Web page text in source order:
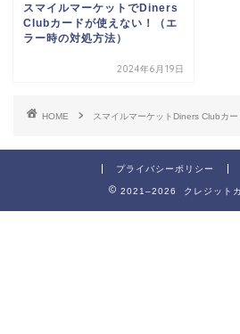
スマイルマーケットでDiners
Clubカードが使えない！（エ
ラー時の対処方法）
2024年6月19日
HOME スマイルマーケットDiners Clubカー
プライバシーポリシー
2021–2026 クレジット